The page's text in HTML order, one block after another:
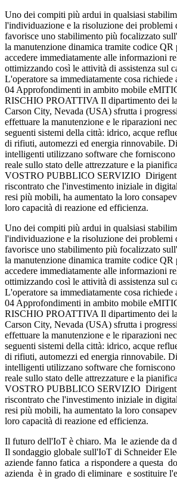
Uno dei compiti più ardui in qualsiasi
l'individuazione e la risoluzione dei
favorisce uno stabilimento più focalizzato
la manutenzione dinamica tramite codice QR
accedere immediatamente alle informazioni
ottimizzando così le attività di assistenza sul
L'operatore sa immediatamente cosa richiede
04 Approfondimenti in ambito mobile
RISCHIO PROATTIVA Il dipartimento dei
Carson City, Nevada (USA) sfrutta i
effettuare la manutenzione e le riparazioni
seguenti sistemi della città: idrico, acque
di rifiuti, automezzi ed energia rinnovabile.
intelligenti utilizzano software che
reale sullo stato delle attrezzature e la
VOSTRO PUBBLICO SERVIZIO Dirigenti
riscontrato che l'investimento iniziale in
resi più mobili, ha aumentato la loro
loro capacità di reazione ed efficienza.
Uno dei compiti più ardui in qualsiasi
l'individuazione e la risoluzione dei
favorisce uno stabilimento più focalizzato
la manutenzione dinamica tramite codice QR
accedere immediatamente alle informazioni
ottimizzando così le attività di assistenza sul
L'operatore sa immediatamente cosa richiede
04 Approfondimenti in ambito mobile
RISCHIO PROATTIVA Il dipartimento dei
Carson City, Nevada (USA) sfrutta i
effettuare la manutenzione e le riparazioni
seguenti sistemi della città: idrico, acque
di rifiuti, automezzi ed energia rinnovabile.
intelligenti utilizzano software che
reale sullo stato delle attrezzature e la
VOSTRO PUBBLICO SERVIZIO Dirigenti
riscontrato che l'investimento iniziale in
resi più mobili, ha aumentato la loro
loro capacità di reazione ed efficienza.
Il futuro dell'IoT è chiaro. Ma le aziende da
Il sondaggio globale sull'IoT di Schneider
aziende fanno fatica a rispondere a questa
azienda è in grado di eliminare e sostituire